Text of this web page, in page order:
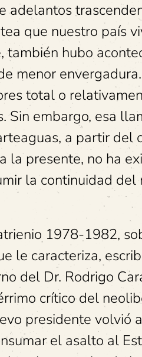
adelantos
que nuestro país
hubo
menor
total o
Sin embargo, esa
a partir del
presente, no ha
la continuidad
1978-1982,
le caracteriza,
del Dr. Rodrigo
crítico del
presidente volvió
el asalto al